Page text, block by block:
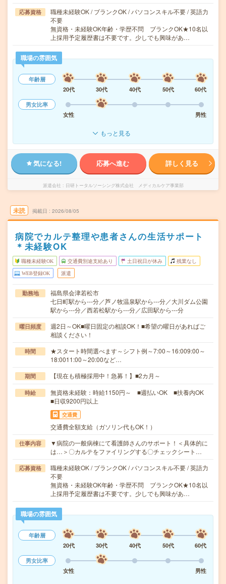
応募資格
職種未経験OK / ブランクOK / パソコンスキル不要 / 英語力
不要
無資格・未経験OK年齢・学歴不問 ブランクOK★10名以
上採用予定履歴書は不要です。少しでも興味があ…
職場の雰囲気
年齢層
20代
30代 40代 50代
60代
男女比率
女性
男性
もっと見る
気になる! 応募へ進む 詳しく見る
派遣会社 日研トータルソーシング株式会社 メディカルケア事業部
未読 掲載日 2026/08/05
病院でカルテ整理や患者さんの生活サポート
＊未経験OK
職種未経験OK 交通費別途支給あり 土日祝日が休み 残業なし
WEB登録OK 派遣
勤務地
福島県会津若松市
七日町駅から---分／芦ノ牧温泉駅から---分／大川ダム公園
駅から---分／西若松駅から---分／広田駅から---分
曜日頻度
週2日～OK■曜日固定の相談OK！■希望の曜日があればご
相談ください！
時間
★スタート時間選べます～シフト例～7:00～16:009:00～
18:0011:00～20:00など…
期間 【現在も積極採用中！急募！】■2カ月～
時給
無資格未経験：時給1150円～ ■週払いOK ■扶養内OK
■日収9200円以上
交通費
交通費全額支給（ガソリン代もOK！）
仕事内容
▼病院の一般病棟にて看護師さんのサポート！＜具体的に
は…＞〇カルテをファイリングする〇チェックシート…
応募資格
職種未経験OK / ブランクOK / パソコンスキル不要 / 英語力
不要
無資格・未経験OK年齢・学歴不問 ブランクOK★10名以
上採用予定履歴書は不要です。少しでも興味があ…
職場の雰囲気
年齢層
20代
30代 40代 50代
60代
男女比率
女性
男性